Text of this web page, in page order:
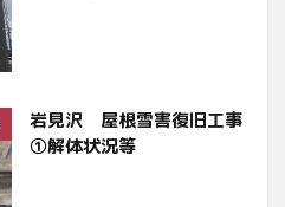
岩見沢 屋根雪害復旧工事
①解体状況等